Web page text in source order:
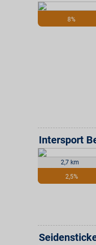
☎ 0800 - 279 25
8%
2,7 km
2,5%
Intersport